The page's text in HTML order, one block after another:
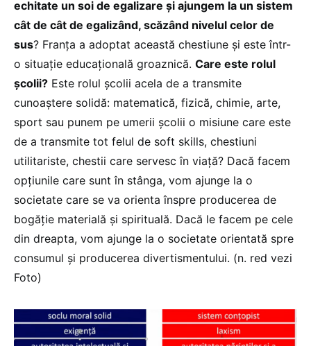
echitate un soi de egalizare și ajungem la un sistem
cât de cât de egalizând, scăzând nivelul celor de
sus? Franța a adoptat această chestiune și este într-
o situație educațională groaznică. Care este rolul
școlii? Este rolul școlii acela de a transmite
cunoaștere solidă: matematică, fizică, chimie, arte,
sport sau punem pe umerii școlii o misiune care este
de a transmite tot felul de soft skills, chestiuni
utilitariste, chestii care servesc în viață? Dacă facem
opțiunile care sunt în stânga, vom ajunge la o
societate care se va orienta înspre producerea de
bogăție materială și spirituală. Dacă le facem pe cele
din dreapta, vom ajunge la o societate orientată spre
consumul și producerea divertismentului. (n. red vezi
Foto)